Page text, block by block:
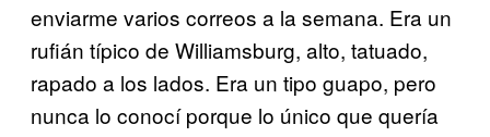
enviarme varios correos a la semana. Era un
rufián típico de Williamsburg, alto, tatuado,
rapado a los lados. Era un tipo guapo, pero
nunca lo conocí porque lo único que quería